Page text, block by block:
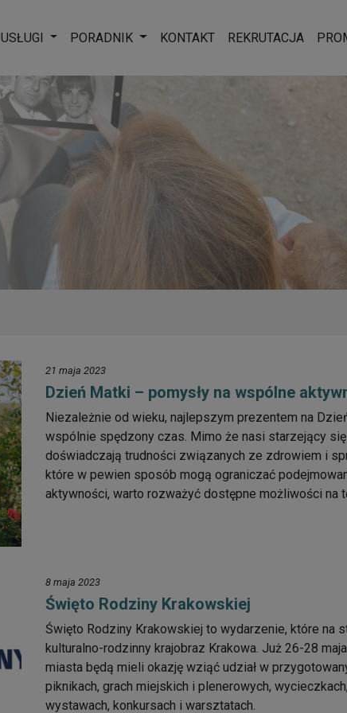
USŁUGI Rozwiń menu
PORADNIK Rozwiń menu
KONTAKT REKRUTACJA
21 maja 2023
Dzień Matki – pomysły na wspólne
Niezależnie od wieku, najlepszym prezentem na
wspólnie spędzony czas. Mimo że nasi starzejący
doświadczają trudności związanych ze zdrowiem i
które w pewien sposób mogą ograniczać
aktywności, warto rozważyć dostępne możliwości na
8 maja 2023
Święto Rodziny Krakowskiej
Święto Rodziny Krakowskiej to wydarzenie, które na
kulturalno-rodzinny krajobraz Krakowa. Już 26-28
miasta będą mieli okazję wziąć udział w
piknikach, grach miejskich i plenerowych,
wystawach, konkursach i warsztatach.